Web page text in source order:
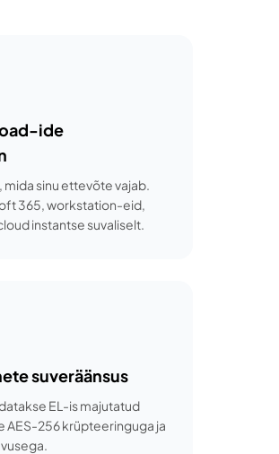
ide
mida sinu ettevõte vajab.
365, workstation-eid,
instantse suvaliselt.
suveräänsus
EL-is majutatud
AES-256 krüpteeringuga ja